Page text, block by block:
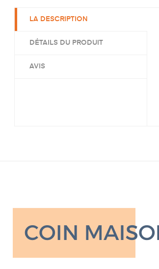
LA DESCRIPTION
DÉTAILS DU PRODUIT
AVIS